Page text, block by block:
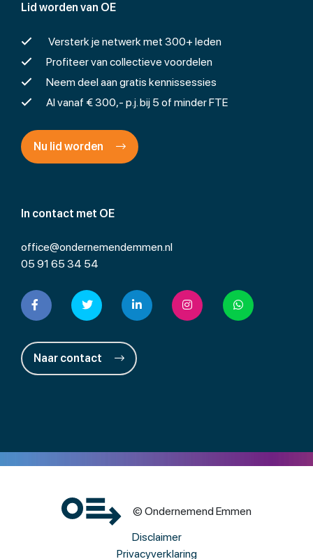
In contact met OE
office@ondernemendemmen.nl
05 91 65 34 54
Naar contact
Lid worden van OE
Versterk je netwerk met 300+ leden
Profiteer van collectieve voordelen
Neem deel aan gratis kennissessies
Al vanaf € 300,- p.j. bij 5 of minder FTE
Nu lid worden
© Ondernemend Emmen
Disclaimer
Privacyverklaring